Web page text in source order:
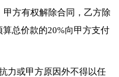
甲方有权解除合同，乙方除
总价款的20%向甲方支付
力或甲方原因外不得以任